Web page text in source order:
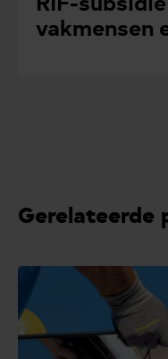
vakmensen
Gerelateerde